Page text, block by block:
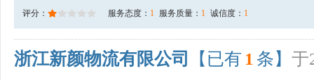
评分： 服务态度： 1 服务质量： 1 诚信度： 1
浙江新颜物流有限公司 【已有 1 条】 于